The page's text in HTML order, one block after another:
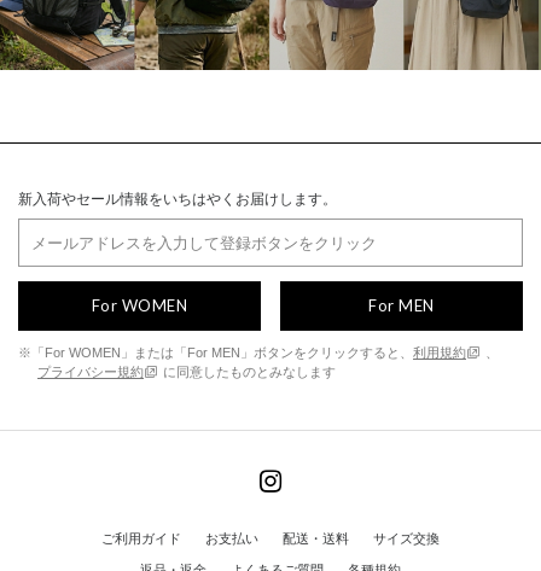
新入荷やセール情報をいちはやくお届けします。
For WOMEN For MEN
※「For WOMEN」または「For MEN」ボタンをクリックすると、 利用規約
プライバシー規約
に同意したものとみなします
ご利用ガイド お支払い 配送・送料 サイズ交換